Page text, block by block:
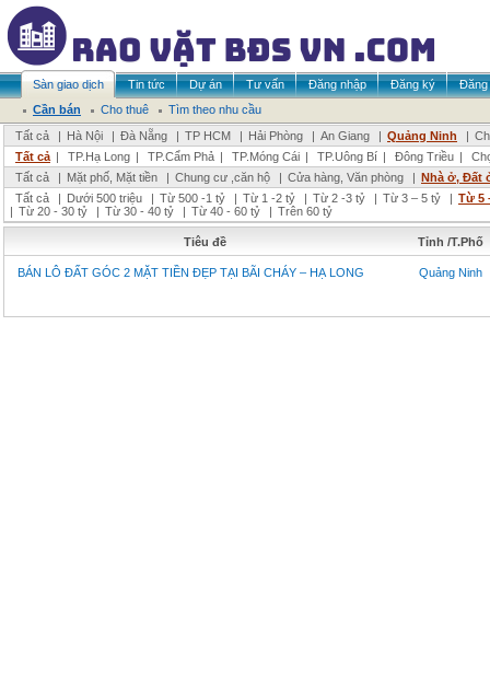
Sàn giao dịch Tin tức Dự án Tư vấn Đăng nhập Đăng ký
Đăng
Cần bán
Cho thuê
Tìm theo nhu cầu
Tất cả
| Hà Nội | Đà Nẵng | TP HCM | Hải Phòng | An Giang | Quảng Ninh |
Tất cả | TP.Hạ Long | TP.Cẩm Phả | TP.Móng Cái | TP.Uông Bí | Đông Triều |
Tất cả
| Mặt phố, Mặt tiền | Chung cư ,căn hộ | Cửa hàng, Văn phòng | Nhà ở, Đất
Tất cả
| Dưới 500 triệu | Từ 500 -1 tỷ | Từ 1 -2 tỷ | Từ 2 -3 tỷ | Từ 3 – 5 tỷ | Từ 5
| Từ 20 - 30 tỷ | Từ 30 - 40 tỷ | Từ 40 - 60 tỷ | Trên 60 tỷ
Tiêu đề Tỉnh /T.Phố
BÁN LÔ ĐẤT GÓC 2 MẶT TIỀN ĐẸP TẠI BÃI CHÁY – HẠ LONG Quảng Ninh